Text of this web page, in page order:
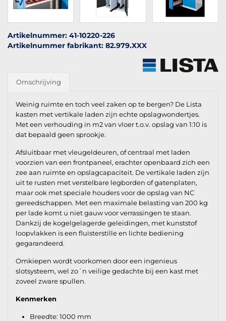
Artikelnummer: 41-10220-226
Artikelnummer fabrikant: 82.979.XXX
Omschrijving
Weinig ruimte en toch veel zaken op te bergen? De Lista
kasten met vertikale laden zijn echte opslagwondertjes.
Met een verhouding in m2 van vloer t.o.v. opslag van 1:10 is
dat bepaald geen sprookje.
Afsluitbaar met vleugeldeuren, of centraal met laden
voorzien van een frontpaneel, erachter openbaard zich een
zee aan ruimte en opslagcapaciteit. De vertikale laden zijn
uit te rusten met verstelbare legborden of gatenplaten,
maar ook met speciale houders voor de opslag van NC
gereedschappen. Met een maximale belasting van 200 kg
per lade komt u niet gauw voor verrassingen te staan.
Dankzij de kogelgelagerde geleidingen, met kunststof
loopvlakken is een fluisterstille en lichte bediening
gegarandeerd.
Omkiepen wordt voorkomen door een ingenieus
slotsysteem, wel zo´n veilige gedachte bij een kast met
zoveel zware spullen.
Kenmerken
Breedte: 1000 mm